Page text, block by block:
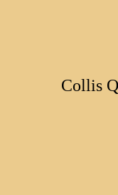
Collis